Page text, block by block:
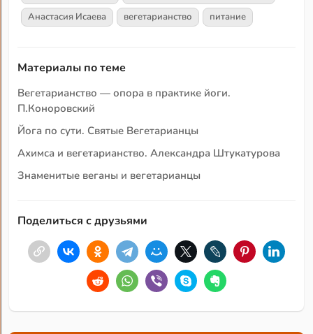
Анастасия Исаева
вегетарианство питание
Материалы по теме
Вегетарианство — опора в практике йоги.
П.Коноровский
Йога по сути. Святые Вегетарианцы
Ахимса и вегетарианство. Александра Штукатурова
Знаменитые веганы и вегетарианцы
Поделиться с друзьями